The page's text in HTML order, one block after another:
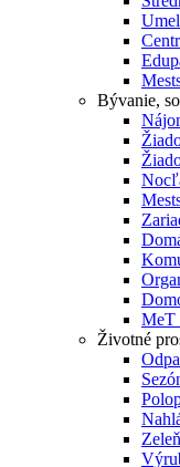
Bývanie,
MeT
Životné